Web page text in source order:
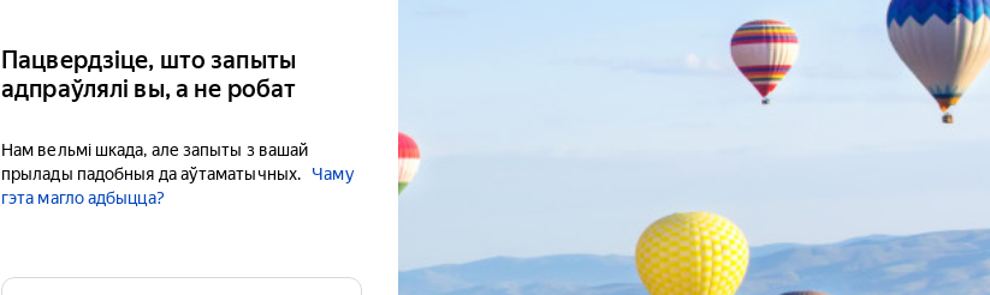
Пацвердзіце, што запыты
адпраўлялі вы, а не робат
Нам вельмі шкада, але запыты з вашай
прылады падобныя да аўтаматычных.
Чаму
гэта магло адбыцца?